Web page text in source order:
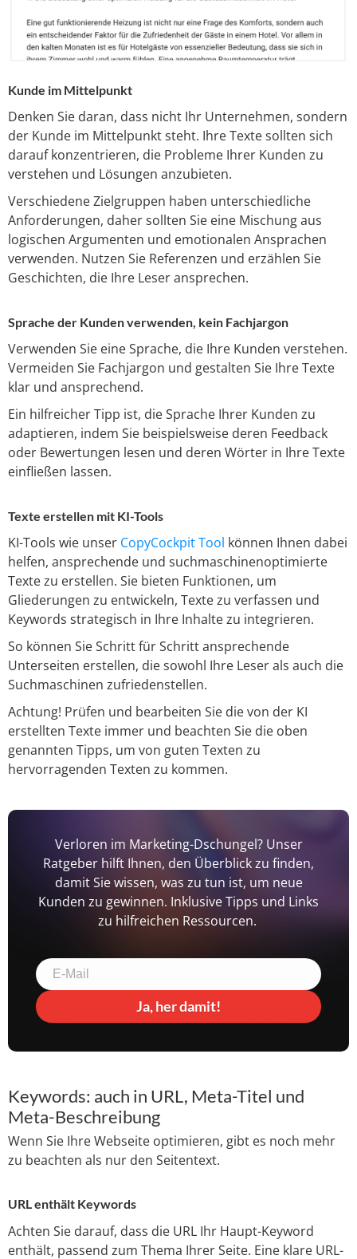
Kunde im Mittelpunkt
Denken Sie daran, dass nicht Ihr Unternehmen, sondern
der Kunde im Mittelpunkt steht. Ihre Texte sollten sich
darauf konzentrieren, die Probleme Ihrer Kunden zu
verstehen und Lösungen anzubieten.
Verschiedene Zielgruppen haben unterschiedliche
Anforderungen, daher sollten Sie eine Mischung aus
logischen Argumenten und emotionalen Ansprachen
verwenden. Nutzen Sie Referenzen und erzählen Sie
Geschichten, die Ihre Leser ansprechen.
Sprache der Kunden verwenden, kein Fachjargon
Verwenden Sie eine Sprache, die Ihre Kunden verstehen.
Vermeiden Sie Fachjargon und gestalten Sie Ihre Texte
klar und ansprechend.
Ein hilfreicher Tipp ist, die Sprache Ihrer Kunden zu
adaptieren, indem Sie beispielsweise deren Feedback
oder Bewertungen lesen und deren Wörter in Ihre Texte
einfließen lassen.
Texte erstellen mit KI-Tools
KI-Tools wie unser CopyCockpit Tool können Ihnen dabei
helfen, ansprechende und suchmaschinenoptimierte
Texte zu erstellen. Sie bieten Funktionen, um
Gliederungen zu entwickeln, Texte zu verfassen und
Keywords strategisch in Ihre Inhalte zu integrieren.
So können Sie Schritt für Schritt ansprechende
Unterseiten erstellen, die sowohl Ihre Leser als auch die
Suchmaschinen zufriedenstellen.
Achtung! Prüfen und bearbeiten Sie die von der KI
erstellten Texte immer und beachten Sie die oben
genannten Tipps, um von guten Texten zu
hervorragenden Texten zu kommen.
Verloren im Marketing-Dschungel? Unser
Ratgeber hilft Ihnen, den Überblick zu finden,
damit Sie wissen, was zu tun ist, um neue
Kunden zu gewinnen. Inklusive Tipps und Links
zu hilfreichen Ressourcen.
Ja, her damit!
Keywords: auch in URL, Meta-Titel und
Meta-Beschreibung
Wenn Sie Ihre Webseite optimieren, gibt es noch mehr
zu beachten als nur den Seitentext.
URL enthält Keywords
Achten Sie darauf, dass die URL Ihr Haupt-Keyword
enthält, passend zum Thema Ihrer Seite. Eine klare URL-